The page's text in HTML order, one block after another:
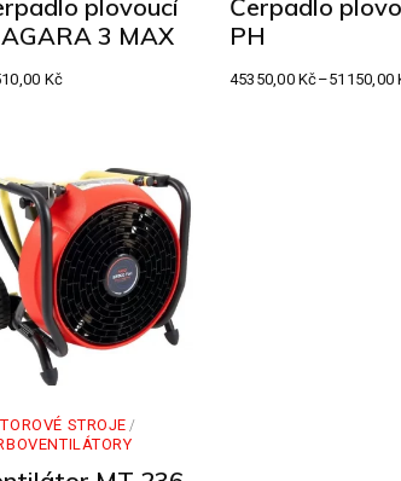
plovoucí
3 MAX
Kč
Čerpadlo
PH
45350,00Kč–51150,00
Rozpětí
STROJE